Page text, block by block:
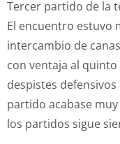
Tercer partido de la
El encuentro estuvo
intercambio de
con ventaja al
despistes
partido acabase
los partidos sigue